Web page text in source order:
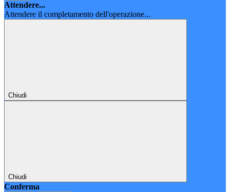
Attendere...
Attendere il completamento dell'operazione...
Chiudi
Chiudi
Conferma